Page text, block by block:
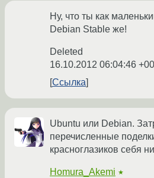
Ну, что ты как
Debian Stable же!
Deleted
16.10.2012 06:04:46
Ссылка
Ubuntu или Debian.
перечисленные
красноглазиков себя
Homura_Akemi ★